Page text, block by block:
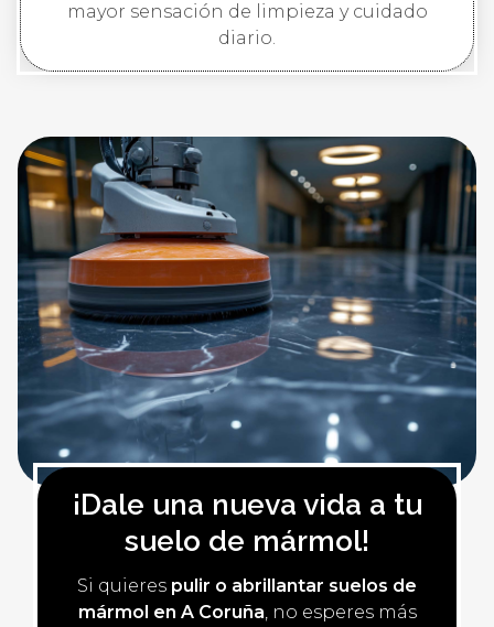
mayor sensación de limpieza y cuidado
diario.
¡Dale una nueva vida a tu
suelo de mármol!
Si quieres pulir o abrillantar suelos de
mármol en A Coruña, no esperes más